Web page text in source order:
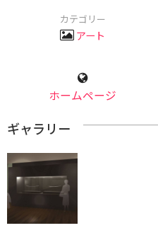
カテゴリー
アート
ホームページ
ギャラリー